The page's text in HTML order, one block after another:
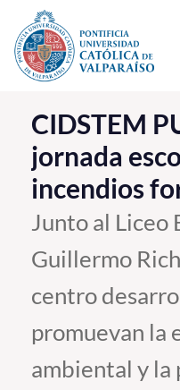
Click acá para ir
La Universidad
Investigación, Creación
PUCV Internacional
Vinculación con el
CIDSTEM
jornada
incendios
Junto al Liceo
Guillermo
centro
promuevan la
ambiental y la